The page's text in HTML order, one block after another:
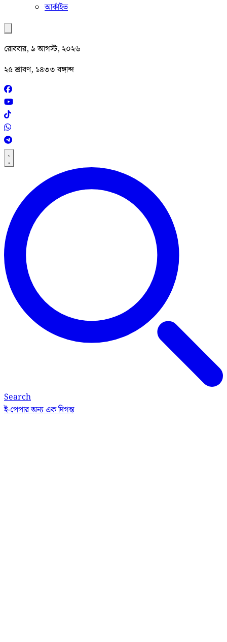
আর্কাইভ
রোববার, ৯ আগস্ট, ২০২৬
২৫ শ্রাবণ, ১৪৩৩ বঙ্গাব্দ
Search
ই-পেপারঅন্য এক দিগন্ত